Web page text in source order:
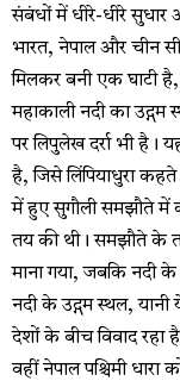
संबंधों में धीरे-धीरे सुधार
भारत, नेपाल और चीन
मिलकर बनी एक घाटी
महाकाली नदी का
पर लिपुलेख दर्रा भी है।
है, जिसे लिंपियाधुरा
में हुए सुगौली समझौते में
तय की थी। समझौते के
माना गया, जबकि नदी के
नदी के उद्गम स्थल,
देशों के बीच विवाद रहा
वहीं नेपाल पश्चिमी